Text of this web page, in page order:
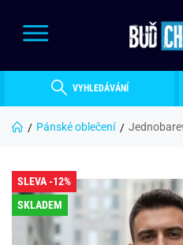
VYHLEDÁVÁNÍ
Pánské oblečení
SLEVA -12%
SKLADEM